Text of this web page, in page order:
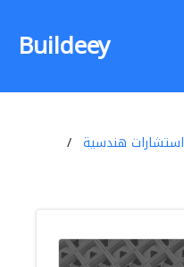
Buildeey
استشارات هندسية